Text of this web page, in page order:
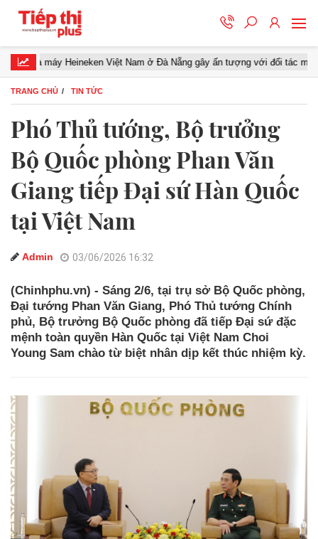
Heineken Việt Nam ở Đà Nẵng gây ấn tượng với đối tác miền Trung
TRANG CHỦ TIN TỨC
Phó Thủ tướng, Bộ trưởng
Bộ Quốc phòng Phan Văn
Giang tiếp Đại sứ Hàn Quốc
tại Việt Nam
Admin 03/06/2026 16:32
(Chinhphu.vn) - Sáng 2/6, tại trụ sở Bộ Quốc phòng,
Đại tướng Phan Văn Giang, Phó Thủ tướng Chính
phủ, Bộ trưởng Bộ Quốc phòng đã tiếp Đại sứ đặc
mệnh toàn quyền Hàn Quốc tại Việt Nam Choi
Young Sam chào từ biệt nhân dịp kết thúc nhiệm kỳ.